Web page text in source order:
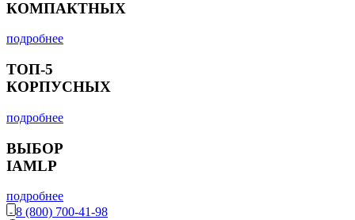
КОМПАКТНЫХ
подробнее
ТОП-5
КОРПУСНЫХ
подробнее
ВЫБОР
IAMLP
подробнее
8 (800) 700-41-98